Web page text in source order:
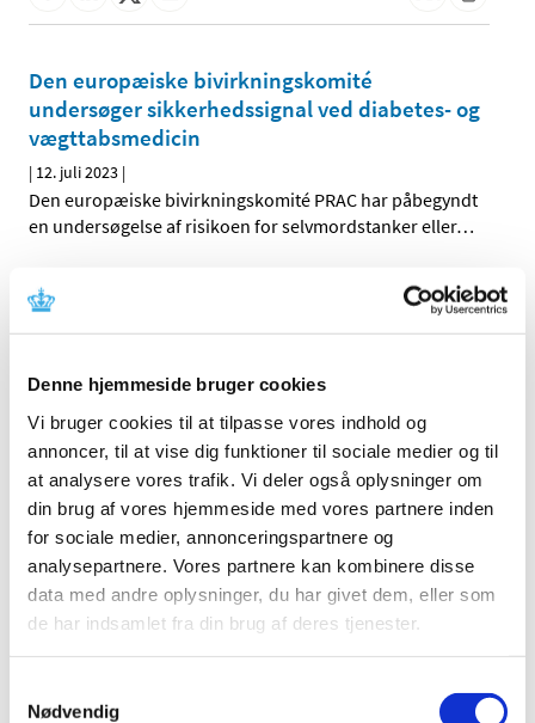
Denne hjemmeside bruger cookies
Vi bruger cookies til at tilpasse vores indhold og
annoncer, til at vise dig funktioner til sociale medier og til
at analysere vores trafik. Vi deler også oplysninger om
din brug af vores hjemmeside med vores partnere inden
for sociale medier, annonceringspartnere og
analysepartnere. Vores partnere kan kombinere disse
data med andre oplysninger, du har givet dem, eller som
de har indsamlet fra din brug af deres tjenester.
Nødvendig
Den europæiske bivirkningskomité
undersøger sikkerhedssignal ved diabetes- og
vægttabsmedicin
| 12. juli 2023 |
Den europæiske bivirkningskomité PRAC har påbegyndt
en undersøgelse af risikoen for selvmordstanker eller…
Alle (328)
2026 (31)
2025 (36)
2024 (51)
2023 (55)
december (8)
november (7)
oktober (4)
juni (5)